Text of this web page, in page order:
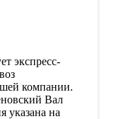
экспресс-
компании.
Вал
указана на